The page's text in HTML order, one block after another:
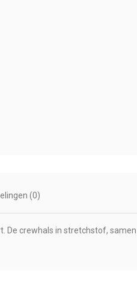
(0)
De crewhals in stretchstof,